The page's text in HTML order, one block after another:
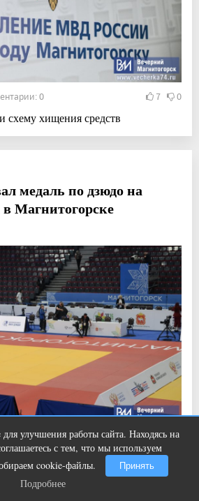
0 7 0
хищения средств
медаль по дзюдо на
Магнитогорске
0 9
улучшения работы сайта. Находясь на
с тем, что мы используем
cookie-файлы.
Принять
Подробнее
из Омска: вы будете смеяться
Подробнее